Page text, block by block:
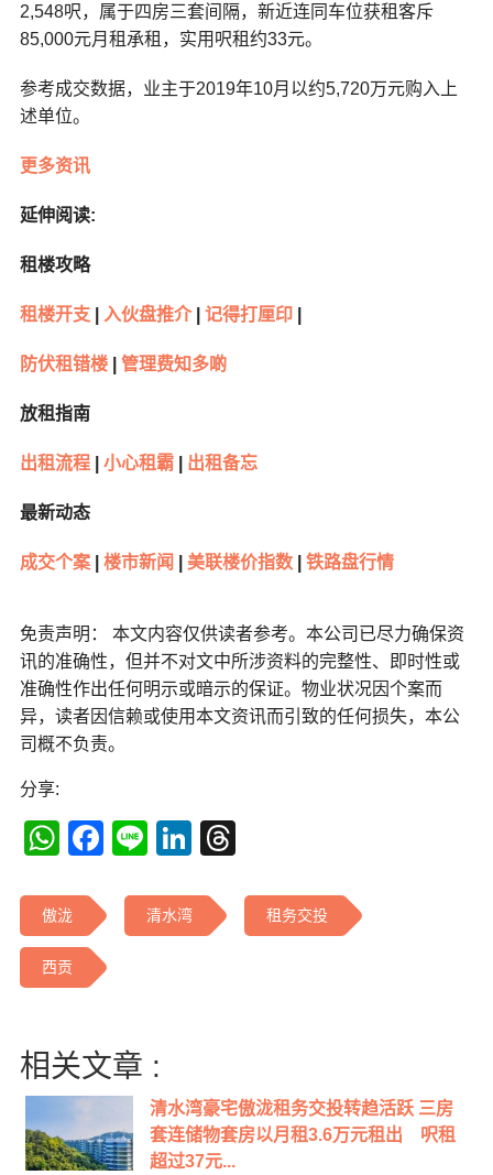
2,548呎，属于四房三套间隔，新近连同车位获租客斥
85,000元月租承租，实用呎租约33元。
参考成交数据，业主于2019年10月以约5,720万元购入上
述单位。
更多资讯
延伸阅读:
租楼攻略
租楼开支 入伙盘推介 记得打厘印
防伏租错楼 管理费知多啲
放租指南
出租流程| 小心租霸 出租备忘
最新动态
成交个案 楼市新闻 美联楼价指数 铁路盘行情
免责声明： 本文内容仅供读者参考。本公司已尽力确保资
讯的准确性，但并不对文中所涉资料的完整性、即时性或
准确性作出任何明示或暗示的保证。物业状况因个案而
异，读者因信赖或使用本文资讯而引致的任何损失，本公
司概不负责。
分享:
WhatsApp
Facebook
LineLinkedIn
傲泷 清水湾 租务交投
西贡
相关文章 :
清水湾豪宅傲泷租务交投转趋活跃 三房
套连储物套房以月租3.6万元租出 呎租
超过37元...